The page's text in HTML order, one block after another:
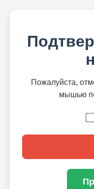
Пожалуйста,
мышью